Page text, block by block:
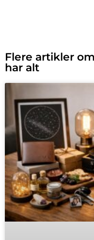
Flere artikler
har alt